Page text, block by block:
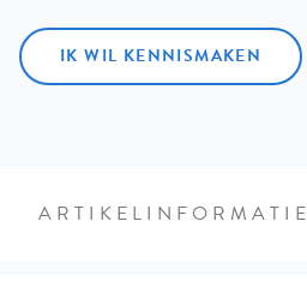
IK WIL KENNISMAKEN
ARTIKELINFORMATIE